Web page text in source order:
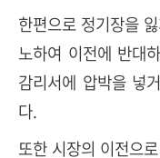
한편으로 정기장을
노하여 이전에 반대
감리서에 압박을 넣
다.
또한 시장의 이전으